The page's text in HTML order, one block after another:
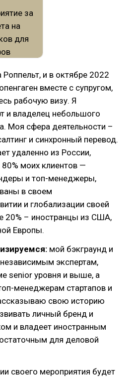
и в октябре 2022
вместе с супругом,
рабочую визу. Я
и владелец небольшого
Моя сфера деятельности –
и синхронный перевод.
удаленно из России,
моих клиентов —
и топ-менеджеры,
в своем
и глобализации своей
20% – иностранцы из США,
Европы.
мой бэкграунд и
экспертам,
senior уровня и выше, а
менеджерам стартапов и
свою историю
личный бренд и
и владеет иностранным
для деловой
своего мероприятия будет